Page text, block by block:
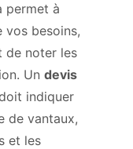
permet à
vos besoins,
de noter les
Un devis
indiquer
de vantaux,
et les